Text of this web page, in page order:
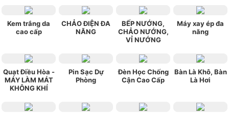
Kem trắng da
cao cấp
CHẢO ĐIỆN ĐA
NĂNG
BẾP NƯỚNG,
CHẢO NƯỚNG,
VỈ NƯỚNG
Máy xay ép đa
năng
Quạt Điều Hòa -
MÁY LÀM MÁT
KHÔNG KHÍ
Pin Sạc Dự
Phòng
Đèn Học Chống
Cận Cao Cấp
Bàn Là Khô, Bàn
Là Hơi